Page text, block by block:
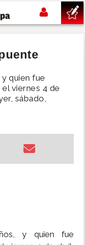
quien fue
viernes 4 de
sábado,
y quien fue